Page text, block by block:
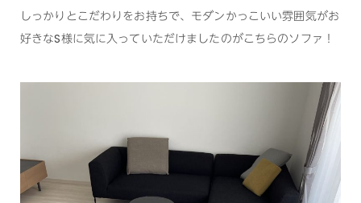
しっかりとこだわりをお持ちで、モダンかっこいい雰囲気がお
好きなS様に気に入っていただけましたのがこちらのソファ！